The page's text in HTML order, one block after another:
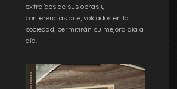
extraídos de sus obras y
conferencias que, volcados en la
sociedad, permitirán su mejora día a
día.